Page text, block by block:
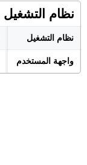
نظام التشغيل
نظام التشغيل
واجهة المستخدم